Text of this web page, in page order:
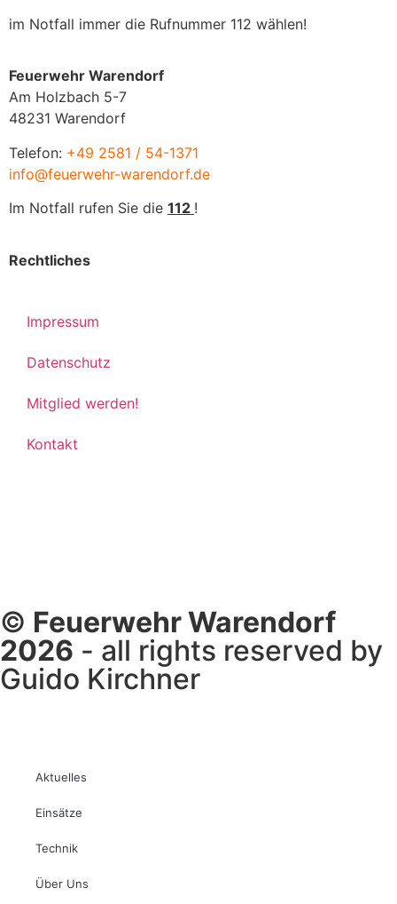
im Notfall immer die Rufnummer 112 wählen!
Feuerwehr Warendorf
Am Holzbach 5-7
48231 Warendorf
Telefon: +49 2581 / 54-1371
info@feuerwehr-warendorf.de
Im Notfall rufen Sie die 112 !
Rechtliches
Impressum
Datenschutz
Mitglied werden!
Kontakt
© Feuerwehr Warendorf
2026 - all rights reserved by
Guido Kirchner
Aktuelles
Einsätze
Technik
Über Uns